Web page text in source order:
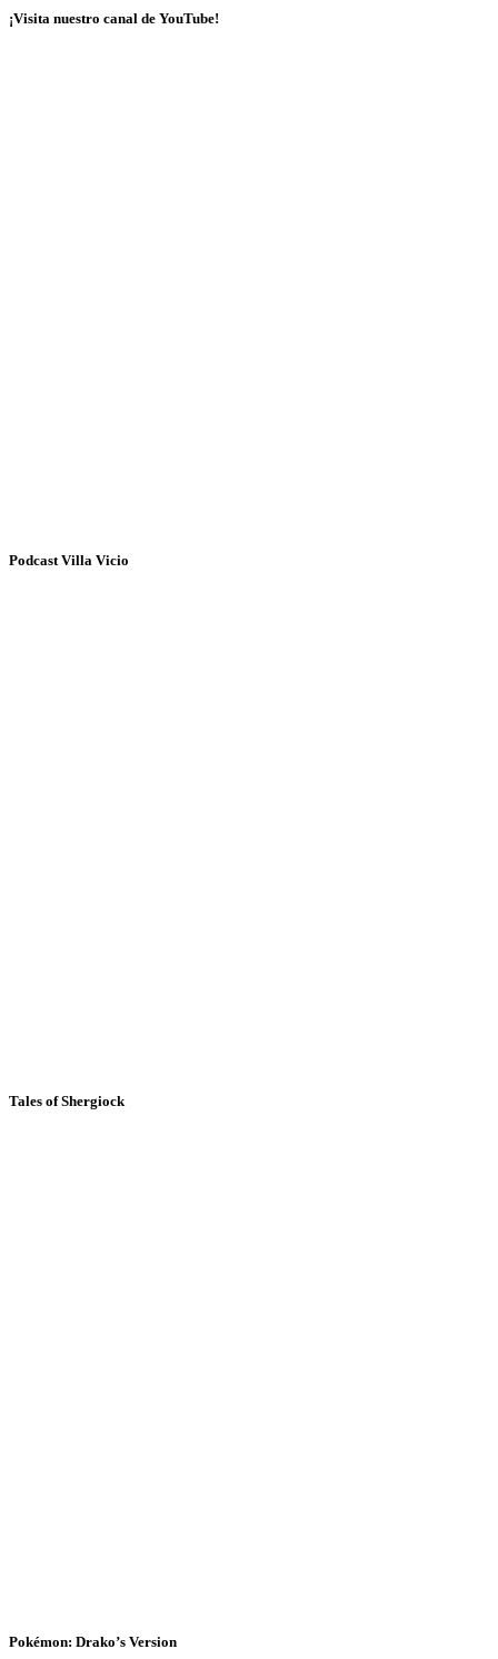
¡Visita nuestro canal de YouTube!
Podcast Villa Vicio
Tales of Shergiock
Pokémon: Drako’s Version